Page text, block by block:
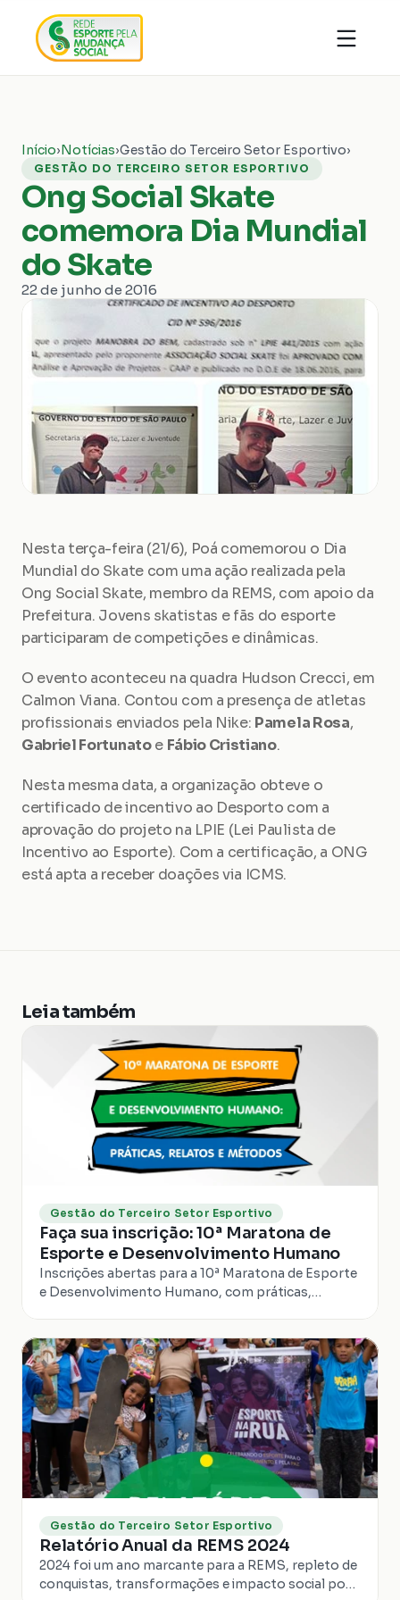
Transparência
Faça parte
Contato
Doar
Início›Notícias›Gestão do Terceiro Setor Esportivo›
GESTÃO DO TERCEIRO SETOR ESPORTIVO
Ong Social Skate
comemora Dia Mundial
do Skate
22 de junho de 2016
Nesta terça-feira (21/6), Poá comemorou o Dia
Mundial do Skate com uma ação realizada pela
Ong Social Skate, membro da REMS, com apoio da
Prefeitura. Jovens skatistas e fãs do esporte
participaram de competições e dinâmicas.
O evento aconteceu na quadra Hudson Crecci, em
Calmon Viana. Contou com a presença de atletas
profissionais enviados pela Nike: Pamela Rosa
Gabriel Fortunato e Fábio Cristiano.
Nesta mesma data, a organização obteve o
certificado de incentivo ao Desporto com a
aprovação do projeto na LPIE (Lei Paulista de
Incentivo ao Esporte). Com a certificação, a ONG
está apta a receber doações via ICMS.
Leia também
Gestão do Terceiro Setor Esportivo
Faça sua inscrição: 10ª Maratona de
Esporte e Desenvolvimento Humano
Inscrições abertas para a 10ª Maratona de Esporte
e Desenvolvimento Humano, com práticas,
Gestão do Terceiro Setor Esportivo
Relatório Anual da REMS 2024
2024 foi um ano marcante para a REMS, repleto de
conquistas, transformações e impacto social por